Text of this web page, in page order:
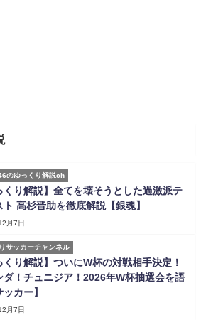
のゆっくり解説ch
くり解説】全てを壊そうとした過激派テ
ト 高杉晋助を徹底解説【銀魂】
月7日
サッカーチャンネル
くり解説】ついにW杯の対戦相手決定！
ダ！チュニジア！2026年W杯抽選会を語
カー】
月7日